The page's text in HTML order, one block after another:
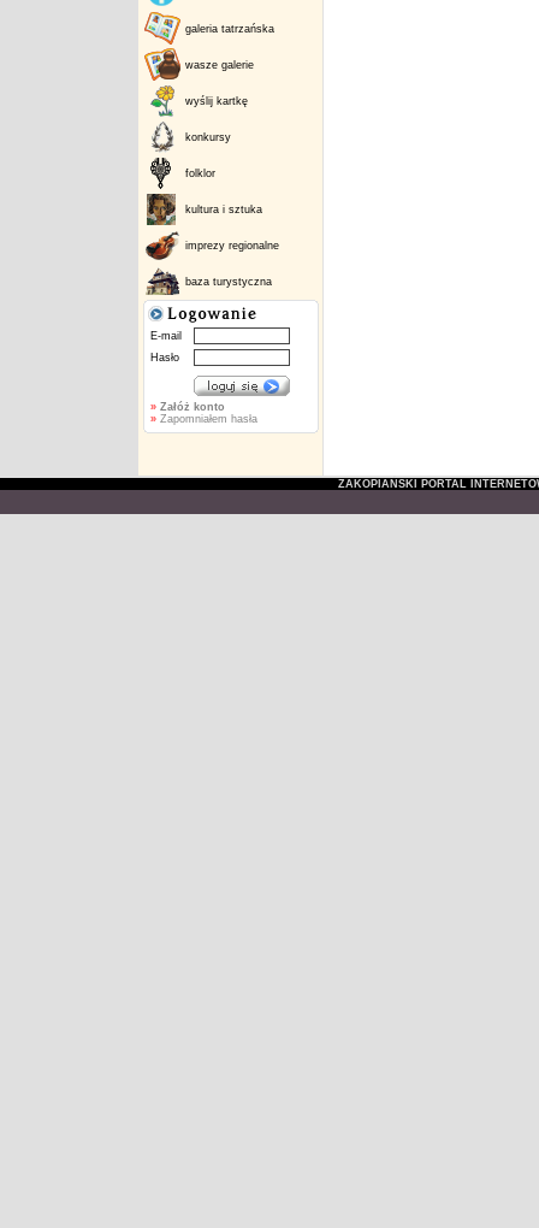
galeria tatrzańska
wasze galerie
wyślij kartkę
konkursy
folklor
kultura i sztuka
imprezy regionalne
baza turystyczna
E-mail
Hasło
» Załóż konto
»Zapomniałem hasła
ZAKOPIAŃSKI PORTAL